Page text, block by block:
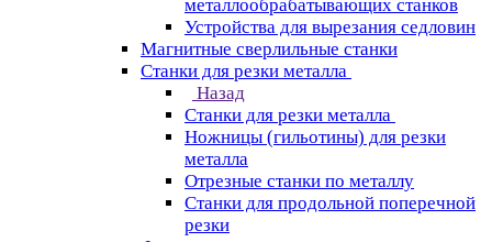
металлообрабатывающих станков
Устройства для вырезания седловин
Магнитные сверлильные станки
Станки для резки металла
Назад
Станки для резки металла
Ножницы (гильотины) для резки
металла
Отрезные станки по металлу
Станки для продольной поперечной
резки